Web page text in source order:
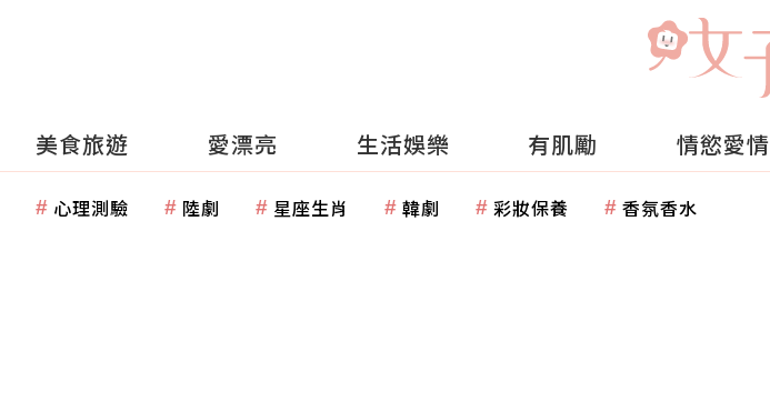
美食旅遊 愛漂亮 生活娛樂 有肌勵 情慾愛情
心理測驗 陸劇 星座生肖 韓劇 彩妝保養 香氛香水